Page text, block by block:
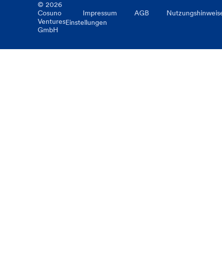
© 2026
Cosuno
Ventures
GmbH
Impressum AGB
Einstellungen